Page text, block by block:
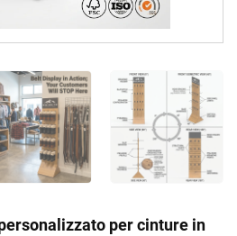
per cinture in